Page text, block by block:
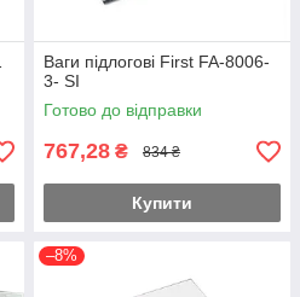
Ваги підлогові First FA-8006-
3- SI
Готово до відправки
767,28 ₴ 834 ₴
Купити
–8%